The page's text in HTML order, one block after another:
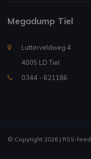
Megadump Tiel
Lutterveldweg 4
4005 LD Tiel
0344 - 621186
© Copyright 2026 | RSS-feed